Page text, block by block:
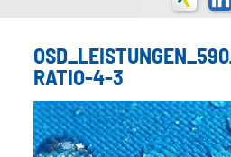
RATIO-4-3